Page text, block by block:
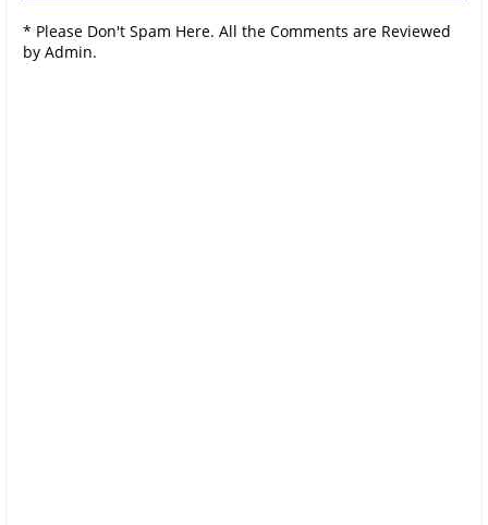
* Please Don't Spam Here. All the Comments are Reviewed
by Admin.